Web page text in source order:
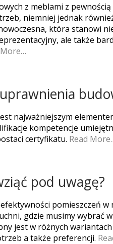
z meblami z
niemniej jednak
która stanowi
ale także
najważniejszym
kompetencje
certyfikatu. Read
pod uwagę?
pomieszczeń
gdzie musimy wybrać
jest w różnych
a także preferencji.